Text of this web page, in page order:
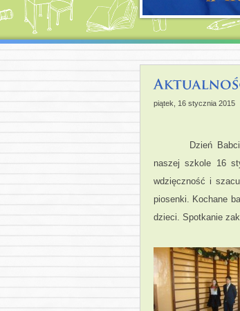
piątek, 16 stycznia 2015
Dzień
naszej szkole 16
wdzięczność i
piosenki. Kochane
dzieci. Spotkanie